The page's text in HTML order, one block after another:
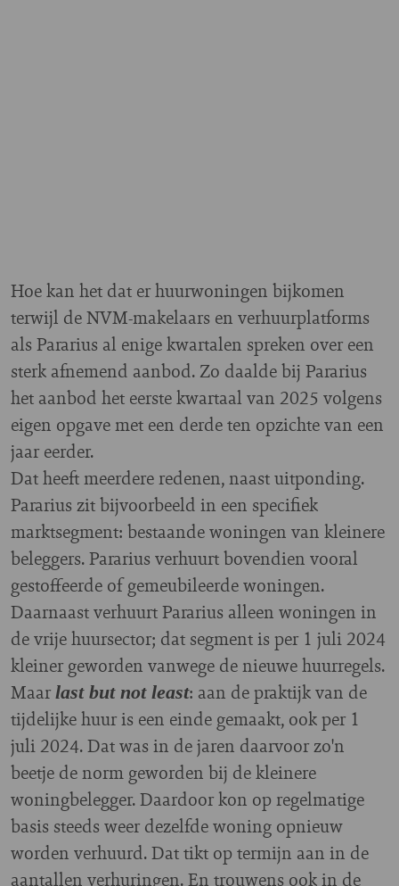
Hoe kan het dat er huurwoningen bijkomen
terwijl de NVM-makelaars en verhuurplatforms
als Pararius al enige kwartalen spreken over een
sterk afnemend aanbod. Zo daalde bij Pararius
het aanbod het eerste kwartaal van 2025 volgens
eigen opgave met een derde ten opzichte van een
jaar eerder.
Dat heeft meerdere redenen, naast uitponding.
Pararius zit bijvoorbeeld in een specifiek
marktsegment: bestaande woningen van kleinere
beleggers. Pararius verhuurt bovendien vooral
gestoffeerde of gemeubileerde woningen.
Daarnaast verhuurt Pararius alleen woningen in
de vrije huursector; dat segment is per 1 juli 2024
kleiner geworden vanwege de nieuwe huurregels.
Maarlast but not least: aan de praktijk van de
tijdelijke huur is een einde gemaakt, ook per 1
juli 2024. Dat was in de jaren daarvoor zo'n
beetje de norm geworden bij de kleinere
woningbelegger. Daardoor kon op regelmatige
basis steeds weer dezelfde woning opnieuw
worden verhuurd. Dat tikt op termijn aan in de
aantallen verhuringen. En trouwens ook in de